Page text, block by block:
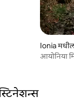
Ionia
आयोनिया